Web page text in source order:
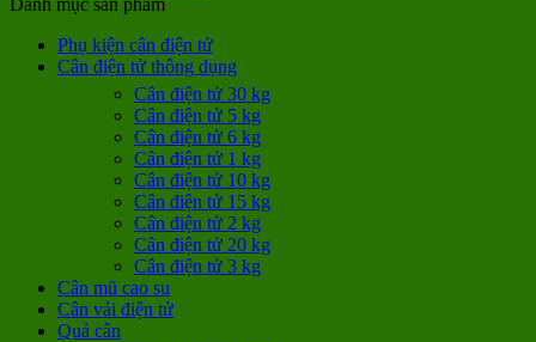
Danh mục sản phẩm
Phụ kiện cân điện tử
Cân điện tử thông dụng
Cân điện tử 30 kg
Cân điện tử 5 kg
Cân điện tử 6 kg
Cân điện tử 1 kg
Cân điện tử 10 kg
Cân điện tử 15 kg
Cân điện tử 2 kg
Cân điện tử 20 kg
Cân điện tử 3 kg
Cân mũ cao su
Cân vải điện tử
Quả cân